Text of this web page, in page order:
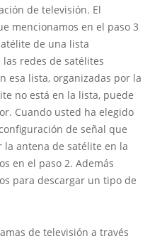
de televisión. El
mencionamos en el paso 3
de una lista
redes de satélites
esa lista, organizadas por la
no está en la lista, puede
Cuando usted ha elegido
de señal que
antena de satélite en la
en el paso 2. Además
para descargar un tipo de
de televisión a través